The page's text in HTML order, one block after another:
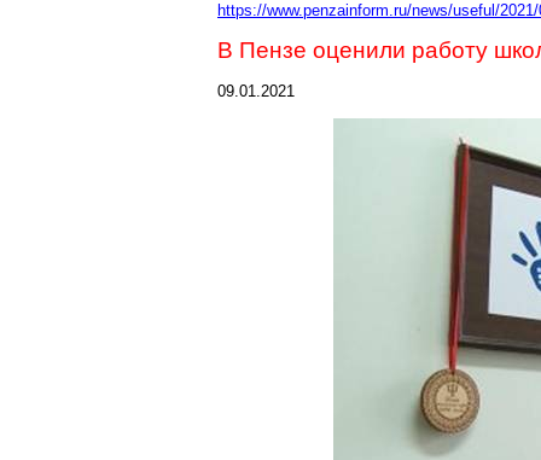
https://www.penzainform.ru/news/useful/
В Пензе оценили работу
09.01.2021